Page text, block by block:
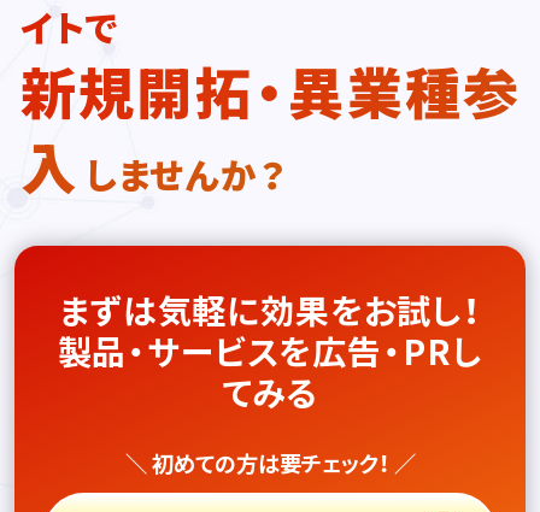
イトで
新規開拓・異業種参
入 しませんか？
まずは気軽に効果をお試し！
製品・サービスを広告・PRし
てみる
＼ 初めての方は要チェック！ ／